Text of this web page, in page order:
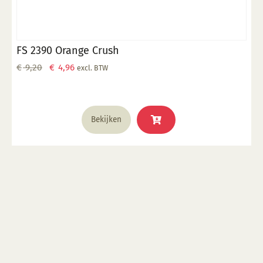
FS 2390 Orange Crush
€9,20
Oorspronkelijke
€ 4,96Huidige
€ 4,96.
excl. BTW
Bekijken